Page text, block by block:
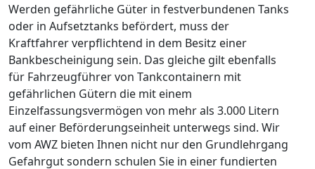
Werden gefährliche Güter in festverbundenen Tanks
oder in Aufsetztanks befördert, muss der
Kraftfahrer verpflichtend in dem Besitz einer
Bankbescheinigung sein. Das gleiche gilt ebenfalls
für Fahrzeugführer von Tankcontainern mit
gefährlichen Gütern die mit einem
Einzelfassungsvermögen von mehr als 3.000 Litern
auf einer Beförderungseinheit unterwegs sind. Wir
vom AWZ bieten Ihnen nicht nur den Grundlehrgang
Gefahrgut sondern schulen Sie in einer fundierten